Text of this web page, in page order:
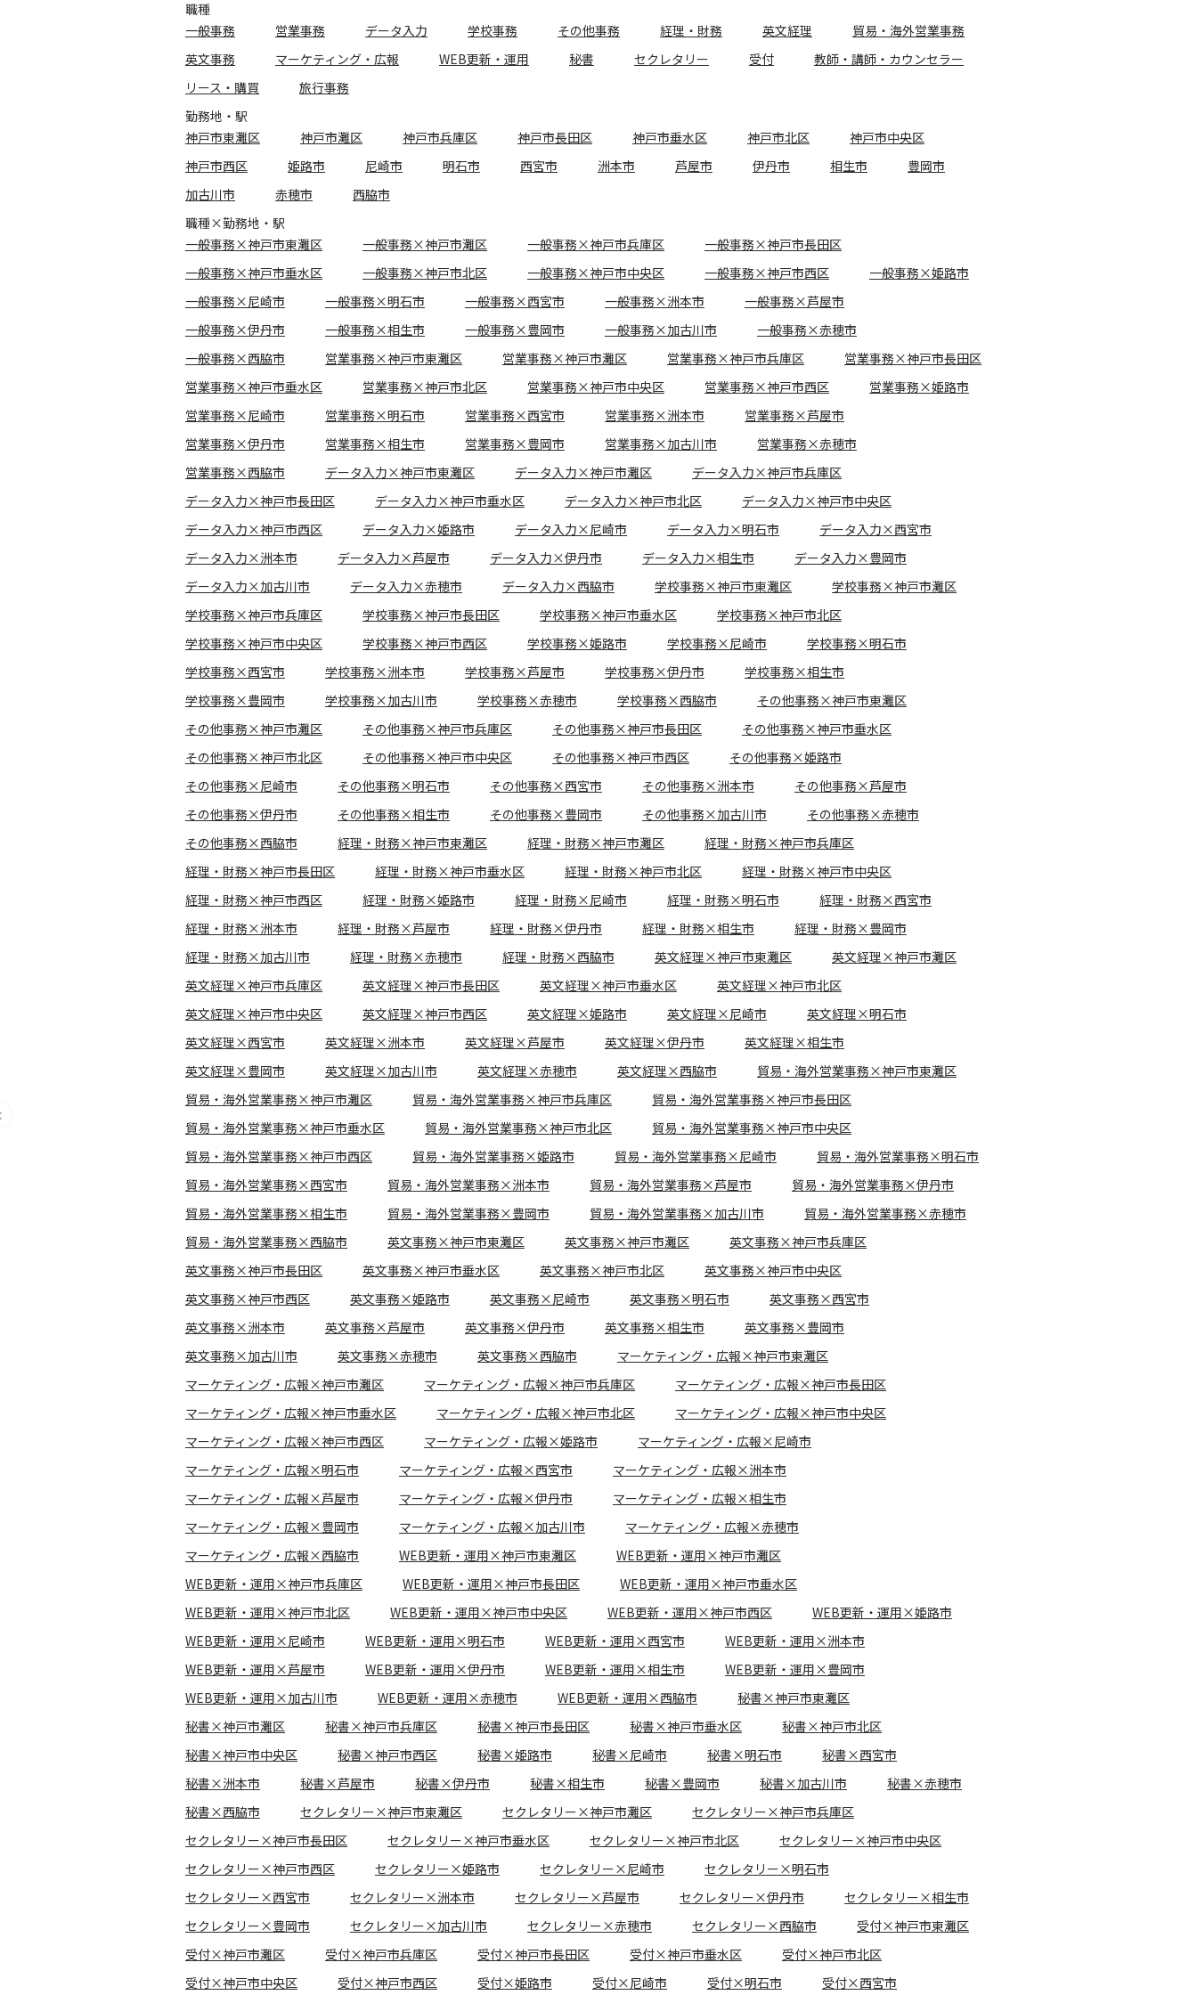
職種
一般事務
営業事務 データ入力 学校事務 その他事務 経理・財務 英文経理
貿易・海外営業事務
英文事務
マーケティング・広報 WEB更新・運用 秘書 セクレタリー 受付
教師・講師・カウンセラー
リース・購買
旅行事務
勤務地・駅
神戸市東灘区
神戸市灘区 神戸市兵庫区 神戸市長田区 神戸市垂水区 神戸市北区
神戸市中央区
神戸市西区
姫路市 尼崎市 明石市 西宮市 洲本市 芦屋市 伊丹市 相生市
豊岡市
加古川市
赤穂市
西脇市
職種×勤務地・駅
一般事務×神戸市東灘区
一般事務×神戸市灘区 一般事務×神戸市兵庫区
一般事務×神戸市長田区
一般事務×神戸市垂水区
一般事務×神戸市北区 一般事務×神戸市中央区 一般事務×神戸市西区
一般事務×姫路市
一般事務×尼崎市
一般事務×明石市 一般事務×西宮市 一般事務×洲本市
一般事務×芦屋市
一般事務×伊丹市
一般事務×相生市 一般事務×豊岡市 一般事務×加古川市
一般事務×赤穂市
一般事務×西脇市
営業事務×神戸市東灘区 営業事務×神戸市灘区 営業事務×神戸市兵庫区
営業事務×神戸市長田区
営業事務×神戸市垂水区
営業事務×神戸市北区 営業事務×神戸市中央区 営業事務×神戸市西区
営業事務×姫路市
営業事務×尼崎市
営業事務×明石市 営業事務×西宮市 営業事務×洲本市
営業事務×芦屋市
営業事務×伊丹市
営業事務×相生市 営業事務×豊岡市 営業事務×加古川市
営業事務×赤穂市
営業事務×西脇市
データ入力×神戸市東灘区 データ入力×神戸市灘区
データ入力×神戸市兵庫区
データ入力×神戸市長田区
データ入力×神戸市垂水区 データ入力×神戸市北区
データ入力×神戸市中央区
データ入力×神戸市西区
データ入力×姫路市 データ入力×尼崎市 データ入力×明石市
データ入力×西宮市
データ入力×洲本市
データ入力×芦屋市 データ入力×伊丹市 データ入力×相生市
データ入力×豊岡市
データ入力×加古川市
データ入力×赤穂市 データ入力×西脇市 学校事務×神戸市東灘区
学校事務×神戸市灘区
学校事務×神戸市兵庫区
学校事務×神戸市長田区 学校事務×神戸市垂水区
学校事務×神戸市北区
学校事務×神戸市中央区
学校事務×神戸市西区 学校事務×姫路市 学校事務×尼崎市
学校事務×明石市
学校事務×西宮市
学校事務×洲本市 学校事務×芦屋市 学校事務×伊丹市
学校事務×相生市
学校事務×豊岡市
学校事務×加古川市 学校事務×赤穂市 学校事務×西脇市
その他事務×神戸市東灘区
その他事務×神戸市灘区
その他事務×神戸市兵庫区 その他事務×神戸市長田区
その他事務×神戸市垂水区
その他事務×神戸市北区
その他事務×神戸市中央区 その他事務×神戸市西区
その他事務×姫路市
その他事務×尼崎市
その他事務×明石市 その他事務×西宮市 その他事務×洲本市
その他事務×芦屋市
その他事務×伊丹市
その他事務×相生市 その他事務×豊岡市 その他事務×加古川市
その他事務×赤穂市
その他事務×西脇市
経理・財務×神戸市東灘区 経理・財務×神戸市灘区
経理・財務×神戸市兵庫区
経理・財務×神戸市長田区
経理・財務×神戸市垂水区 経理・財務×神戸市北区
経理・財務×神戸市中央区
経理・財務×神戸市西区
経理・財務×姫路市 経理・財務×尼崎市 経理・財務×明石市
経理・財務×西宮市
経理・財務×洲本市
経理・財務×芦屋市 経理・財務×伊丹市 経理・財務×相生市
経理・財務×豊岡市
経理・財務×加古川市
経理・財務×赤穂市 経理・財務×西脇市 英文経理×神戸市東灘区
英文経理×神戸市灘区
英文経理×神戸市兵庫区
英文経理×神戸市長田区 英文経理×神戸市垂水区
英文経理×神戸市北区
英文経理×神戸市中央区
英文経理×神戸市西区 英文経理×姫路市 英文経理×尼崎市
英文経理×明石市
英文経理×西宮市
英文経理×洲本市 英文経理×芦屋市 英文経理×伊丹市
英文経理×相生市
英文経理×豊岡市
英文経理×加古川市 英文経理×赤穂市 英文経理×西脇市
貿易・海外営業事務×神戸市東灘区
貿易・海外営業事務×神戸市灘区
貿易・海外営業事務×神戸市兵庫区
貿易・海外営業事務×神戸市長田区
貿易・海外営業事務×神戸市垂水区
貿易・海外営業事務×神戸市北区
貿易・海外営業事務×神戸市中央区
貿易・海外営業事務×神戸市西区
貿易・海外営業事務×姫路市 貿易・海外営業事務×尼崎市
貿易・海外営業事務×明石市
貿易・海外営業事務×西宮市
貿易・海外営業事務×洲本市 貿易・海外営業事務×芦屋市
貿易・海外営業事務×伊丹市
貿易・海外営業事務×相生市
貿易・海外営業事務×豊岡市 貿易・海外営業事務×加古川市
貿易・海外営業事務×赤穂市
貿易・海外営業事務×西脇市
英文事務×神戸市東灘区 英文事務×神戸市灘区
英文事務×神戸市兵庫区
英文事務×神戸市長田区
英文事務×神戸市垂水区 英文事務×神戸市北区
英文事務×神戸市中央区
英文事務×神戸市西区
英文事務×姫路市 英文事務×尼崎市 英文事務×明石市
英文事務×西宮市
英文事務×洲本市
英文事務×芦屋市 英文事務×伊丹市 英文事務×相生市
英文事務×豊岡市
英文事務×加古川市
英文事務×赤穂市 英文事務×西脇市
マーケティング・広報×神戸市東灘区
マーケティング・広報×神戸市灘区
マーケティング・広報×神戸市兵庫区
マーケティング・広報×神戸市長田区
マーケティング・広報×神戸市垂水区
マーケティング・広報×神戸市北区
マーケティング・広報×神戸市中央区
マーケティング・広報×神戸市西区
マーケティング・広報×姫路市
マーケティング・広報×尼崎市
マーケティング・広報×明石市
マーケティング・広報×西宮市
マーケティング・広報×洲本市
マーケティング・広報×芦屋市
マーケティング・広報×伊丹市
マーケティング・広報×相生市
マーケティング・広報×豊岡市
マーケティング・広報×加古川市
マーケティング・広報×赤穂市
マーケティング・広報×西脇市
WEB更新・運用×神戸市東灘区
WEB更新・運用×神戸市灘区
WEB更新・運用×神戸市兵庫区
WEB更新・運用×神戸市長田区
WEB更新・運用×神戸市垂水区
WEB更新・運用×神戸市北区
WEB更新・運用×神戸市中央区 WEB更新・運用×神戸市西区
WEB更新・運用×姫路市
WEB更新・運用×尼崎市
WEB更新・運用×明石市 WEB更新・運用×西宮市
WEB更新・運用×洲本市
WEB更新・運用×芦屋市
WEB更新・運用×伊丹市 WEB更新・運用×相生市
WEB更新・運用×豊岡市
WEB更新・運用×加古川市
WEB更新・運用×赤穂市 WEB更新・運用×西脇市
秘書×神戸市東灘区
秘書×神戸市灘区
秘書×神戸市兵庫区 秘書×神戸市長田区 秘書×神戸市垂水区
秘書×神戸市北区
秘書×神戸市中央区
秘書×神戸市西区 秘書×姫路市 秘書×尼崎市 秘書×明石市
秘書×西宮市
秘書×洲本市
秘書×芦屋市 秘書×伊丹市 秘書×相生市 秘書×豊岡市 秘書×加古川市
秘書×赤穂市
秘書×西脇市
セクレタリー×神戸市東灘区 セクレタリー×神戸市灘区
セクレタリー×神戸市兵庫区
セクレタリー×神戸市長田区
セクレタリー×神戸市垂水区 セクレタリー×神戸市北区
セクレタリー×神戸市中央区
セクレタリー×神戸市西区
セクレタリー×姫路市 セクレタリー×尼崎市
セクレタリー×明石市
セクレタリー×西宮市
セクレタリー×洲本市 セクレタリー×芦屋市 セクレタリー×伊丹市
セクレタリー×相生市
セクレタリー×豊岡市
セクレタリー×加古川市 セクレタリー×赤穂市 セクレタリー×西脇市
受付×神戸市東灘区
受付×神戸市灘区
受付×神戸市兵庫区 受付×神戸市長田区 受付×神戸市垂水区
受付×神戸市北区
受付×神戸市中央区
受付×神戸市西区 受付×姫路市 受付×尼崎市 受付×明石市 受付×西宮市